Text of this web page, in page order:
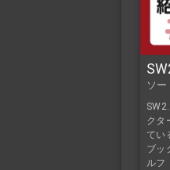
ソ
クタ
てい
ブッ
ルフ